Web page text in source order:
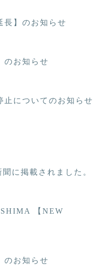
長】のお知らせ
のお知らせ
止についてのお知らせ
に掲載されました。
【NEW
のお知らせ